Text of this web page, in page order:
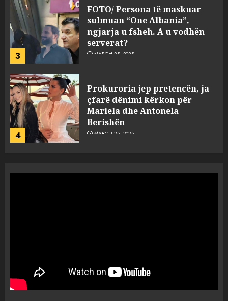
3
FOTO/ Persona të maskuar
sulmuan “One Albania”,
ngjarja u fsheh. A u vodhën
serverat?
MARCH 25, 2025
4
Prokuroria jep pretencën, ja
çfarë dënimi kërkon për
Mariela dhe Antonela
Berishën
MARCH 25, 2025
1
“bosen” Joana Nano për
abuzim me fondet publike dhe
pasuri të pajustifikuar